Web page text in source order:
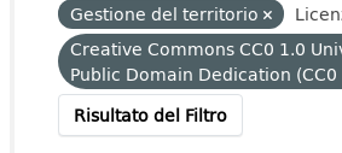
Gestione del territorio
Creative Commons CC0 1.0
Public Domain Dedication (CC0
Risultato del Filtro